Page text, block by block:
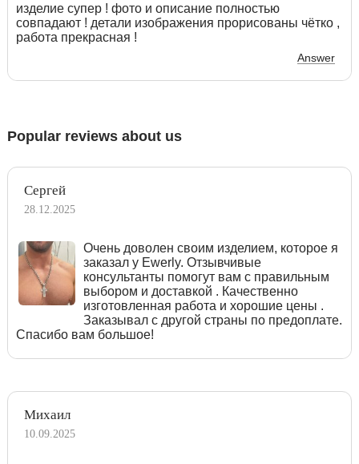
изделие супер ! фото и описание полностью
совпадают ! детали изображения прорисованы чётко ,
работа прекрасная !
Answer
Popular reviews about us
Сергей
28.12.2025
Очень доволен своим изделием, которое я
заказал у Ewerly. Отзывчивые
консультанты помогут вам с правильным
выбором и доставкой . Качественно
изготовленная работа и хорошие цены .
Заказывал с другой страны по предоплате.
Спасибо вам большое!
Михаил
10.09.2025